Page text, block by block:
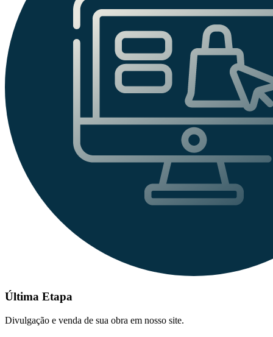
Última Etapa
Divulgação e venda de sua obra em nosso site.